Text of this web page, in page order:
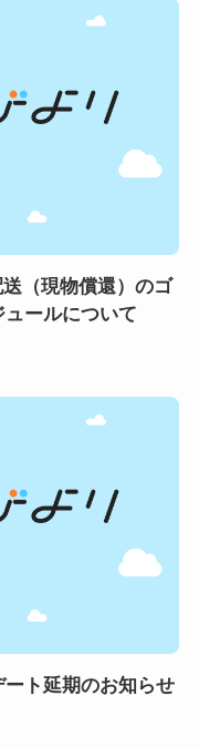
送（現物償還）のゴ
ールについて
ート延期のお知らせ